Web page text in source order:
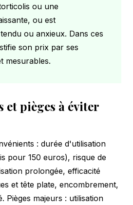
ou une
ou est
ou anxieux. Dans ces
son prix par ses
mesurables.
et pièges à éviter
: durée d'utilisation
pour 150 euros), risque de
prolongée, efficacité
et tête plate, encombrement,
Pièges majeurs : utilisation